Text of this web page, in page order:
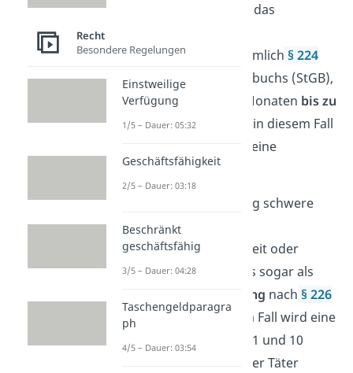
anzugreifen, erhöht sich das
Strafmaß. Im Fall einer
Körperverletzung
gilt nämlich § 224
Absatz 1des Strafgesetzbuchs (StGB),
der ein Strafmaß von 6 Monaten bis zu
10 Jahrenvorsieht. Es ist in diesem Fall
nicht möglich, alternativ eine
Geldstrafe zu zahlen.
Falls die Körperverletzung schwere
Schäden verursacht, also
beispielsweise für Blindheit oder
Lähmung sorgt, zählt das sogar als
schwere Körperverletzung nach § 226
Absatz 1 StGB.
In diesem Fall wird eine
Freiheitsstrafe zwischen 1 und 10
Jahren verhängt. Wenn der Täter
Recht
Besondere Regelungen
Einstweilige
Verfügung
1/5 – Dauer: 05:32
Geschäftsfähigkeit
2/5 – Dauer: 03:18
Beschränkt
geschäftsfähig
3/5 – Dauer: 04:28
Taschengeldparagra
ph
4/5 – Dauer: 03:54